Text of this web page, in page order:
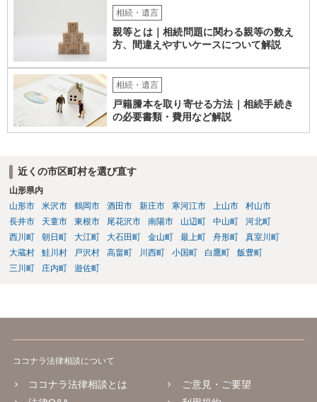
相続・遺言
親等とは｜相続問題に関わる親等の数え
方、間違えやすいケースについて解説
相続・遺言
戸籍謄本を取り寄せる方法｜相続手続き
の必要書類・費用など解説
近くの市区町村を選び直す
山形県内
山形市
米沢市 鶴岡市 酒田市 新庄市 寒河江市 上山市
村山市
長井市
天童市 東根市 尾花沢市 南陽市 山辺町 中山町
河北町
西川町
朝日町 大江町 大石田町 金山町 最上町 舟形町
真室川町
大蔵村
鮭川村 戸沢村 高畠町 川西町 小国町 白鷹町
飯豊町
三川町
庄内町 遊佐町
ココナラ法律相談について
ココナラ法律相談とは
ご意見・ご要望